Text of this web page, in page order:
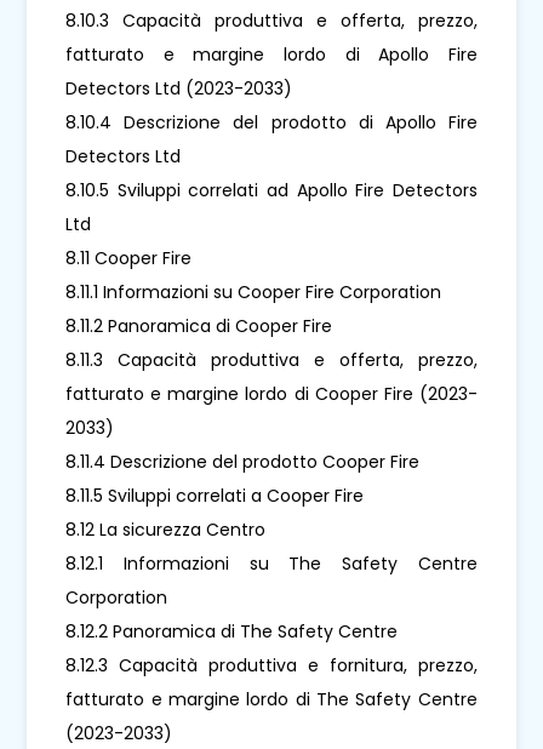
8.10.3 Capacità produttiva e offerta, prezzo,
fatturato e margine lordo di Apollo Fire
Detectors Ltd (2023-2033)
8.10.4 Descrizione del prodotto di Apollo Fire
Detectors Ltd
8.10.5 Sviluppi correlati ad Apollo Fire Detectors
Ltd
8.11 Cooper Fire
8.11.1 Informazioni su Cooper Fire Corporation
8.11.2 Panoramica di Cooper Fire
8.11.3 Capacità produttiva e offerta, prezzo,
fatturato e margine lordo di Cooper Fire (2023-
2033)
8.11.4 Descrizione del prodotto Cooper Fire
8.11.5 Sviluppi correlati a Cooper Fire
8.12 La sicurezza Centro
8.12.1 Informazioni su The Safety Centre
Corporation
8.12.2 Panoramica di The Safety Centre
8.12.3 Capacità produttiva e fornitura, prezzo,
fatturato e margine lordo di The Safety Centre
(2023-2033)